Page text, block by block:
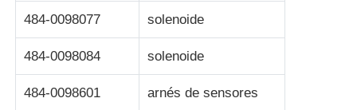
Reciclador de monedas
484-0098077 solenoide
484-0098084 solenoide
484-0098601 arnés de sensores